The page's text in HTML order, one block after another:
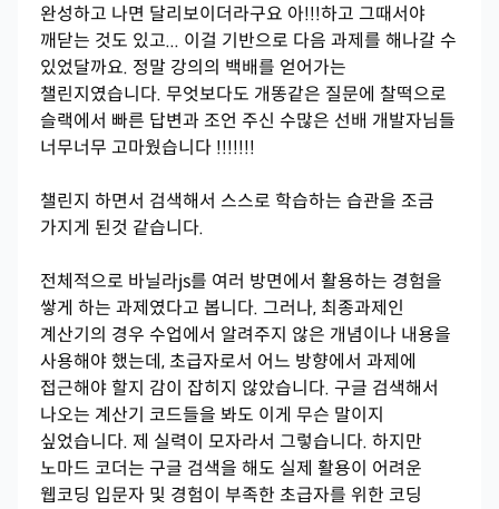
완성하고 나면 달리보이더라구요 아!!!하고 그때서야
깨닫는 것도 있고... 이걸 기반으로 다음 과제를 해나갈 수
있었달까요. 정말 강의의 백배를 얻어가는
챌린지였습니다. 무엇보다도 개똥같은 질문에 찰떡으로
슬랙에서 빠른 답변과 조언 주신 수많은 선배 개발자님들
너무너무 고마웠습니다 !!!!!!!
챌린지 하면서 검색해서 스스로 학습하는 습관을 조금
가지게 된것 같습니다.
전체적으로 바닐라js를 여러 방면에서 활용하는 경험을
쌓게 하는 과제였다고 봅니다. 그러나, 최종과제인
계산기의 경우 수업에서 알려주지 않은 개념이나 내용을
사용해야 했는데, 초급자로서 어느 방향에서 과제에
접근해야 할지 감이 잡히지 않았습니다. 구글 검색해서
나오는 계산기 코드들을 봐도 이게 무슨 말이지
싶었습니다. 제 실력이 모자라서 그렇습니다. 하지만
노마드 코더는 구글 검색을 해도 실제 활용이 어려운
웹코딩 입문자 및 경험이 부족한 초급자를 위한 코딩